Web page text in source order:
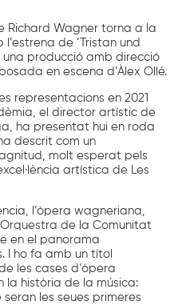
Richard Wagner torna a la
de ‘Tristan und
una producció amb direcció
en escena d’Àlex Ollé.
representacions en 2021
el director artístic de
ha presentat hui en roda
descrit com un
molt esperat pels
artística de Les
l’òpera wagneriana,
de la Comunitat
en el panorama
I ho fa amb un títol
les cases d’òpera
la història de la música:
seran les seues primeres